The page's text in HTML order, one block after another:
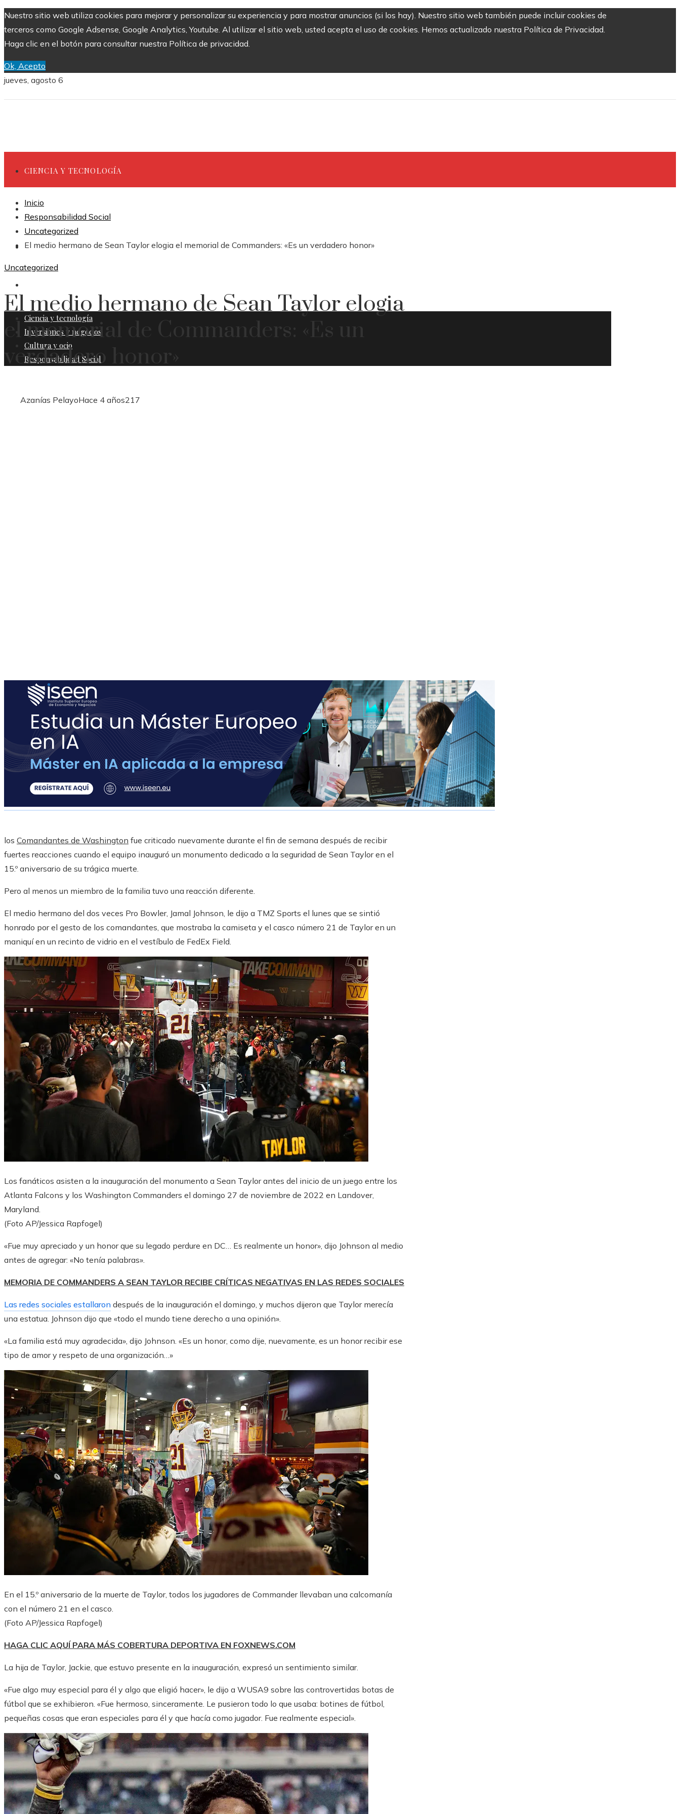
Nuestro sitio web utiliza cookies para mejorar y personalizar su experiencia y para mostrar anuncios (si los hay). Nuestro sitio web también puede incluir cookies de
terceros como Google Adsense, Google Analytics, Youtube. Al utilizar el sitio web, usted acepta el uso de cookies. Hemos actualizado nuestra Política de Privacidad.
Haga clic en el botón para consultar nuestra Política de privacidad.
Ok, Acepto
jueves, agosto 6
CIENCIA Y TECNOLOGÍA
INVERSIONES Y NEGOCIOS
CULTURA Y OCIO
Ciencia y tecnología
Inversiones y negocios
Cultura y ocio
Responsabilidad Social
Inicio
Responsabilidad Social
Uncategorized
El medio hermano de Sean Taylor elogia el memorial de Commanders: «Es un verdadero honor»
Uncategorized
El medio hermano de Sean Taylor elogia
el memorial de Commanders: «Es un
verdadero honor»
Azanías PelayoHace 4 años217
los Comandantes de Washington fue criticado nuevamente durante el fin de semana después de recibir
fuertes reacciones cuando el equipo inauguró un monumento dedicado a la seguridad de Sean Taylor en el
15.º aniversario de su trágica muerte.
Pero al menos un miembro de la familia tuvo una reacción diferente.
El medio hermano del dos veces Pro Bowler, Jamal Johnson, le dijo a TMZ Sports el lunes que se sintió
honrado por el gesto de los comandantes, que mostraba la camiseta y el casco número 21 de Taylor en un
maniquí en un recinto de vidrio en el vestíbulo de FedEx Field.
Los fanáticos asisten a la inauguración del monumento a Sean Taylor antes del inicio de un juego entre los
Atlanta Falcons y los Washington Commanders el domingo 27 de noviembre de 2022 en Landover,
Maryland.
(Foto AP/Jessica Rapfogel)
«Fue muy apreciado y un honor que su legado perdure en DC… Es realmente un honor», dijo Johnson al medio
antes de agregar: «No tenía palabras».
MEMORIA DE COMMANDERS A SEAN TAYLOR RECIBE CRÍTICAS NEGATIVAS EN LAS REDES SOCIALES
Las redes sociales estallaron después de la inauguración el domingo, y muchos dijeron que Taylor merecía
una estatua. Johnson dijo que «todo el mundo tiene derecho a una opinión».
«La familia está muy agradecida», dijo Johnson. «Es un honor, como dije, nuevamente, es un honor recibir ese
tipo de amor y respeto de una organización…»
En el 15.º aniversario de la muerte de Taylor, todos los jugadores de Commander llevaban una calcomanía
con el número 21 en el casco.
(Foto AP/Jessica Rapfogel)
HAGA CLIC AQUÍ PARA MÁS COBERTURA DEPORTIVA EN FOXNEWS.COM
La hija de Taylor, Jackie, que estuvo presente en la inauguración, expresó un sentimiento similar.
«Fue algo muy especial para él y algo que eligió hacer», le dijo a WUSA9 sobre las controvertidas botas de
fútbol que se exhibieron. «Fue hermoso, sinceramente. Le pusieron todo lo que usaba: botines de fútbol, ​​
pequeñas cosas que eran especiales para él y que hacía como jugador. Fue realmente especial».